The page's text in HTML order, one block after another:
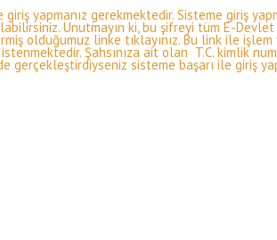
yapmanız gerekmektedir. Sisteme giriş
Unutmayın ki, bu şifreyi tüm E-
olduğumuz linke tıklayınız. Bu link ile
Şahsınıza ait olan T.C. kimlik
sisteme başarı ile giriş